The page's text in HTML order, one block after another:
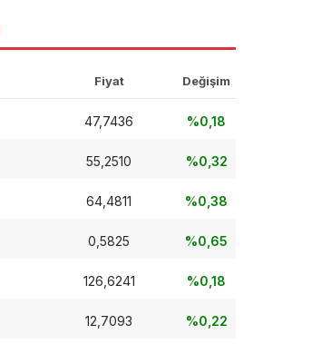
Fiyat Değişim
47,7436 %0,18
55,2510 %0,32
64,4811 %0,38
0,5825 %0,65
126,6241 %0,18
12,7093 %0,22